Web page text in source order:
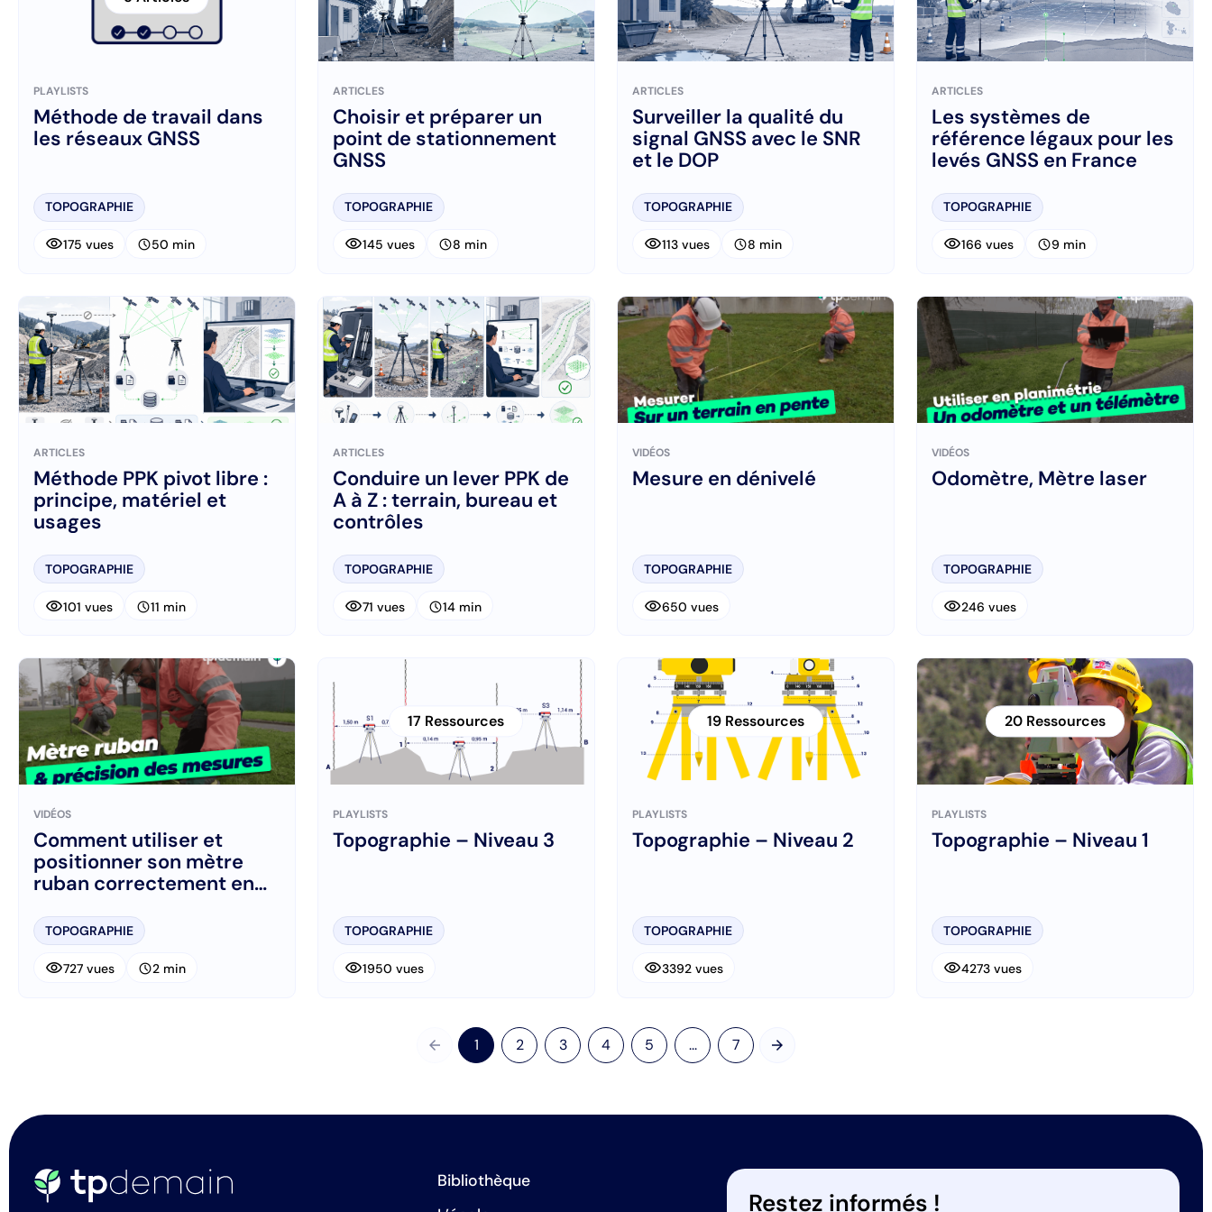
PLAYLISTS
Méthode de travail dans
les réseaux GNSS
TOPOGRAPHIE
visibility175 vues schedule50 min
ARTICLES
Choisir et préparer un
point de stationnement
GNSS
TOPOGRAPHIE
visibility145 vues schedule8 min
ARTICLES
Surveiller la qualité du
signal GNSS avec le SNR
et le DOP
TOPOGRAPHIE
visibility113 vues schedule8 min
ARTICLES
Les systèmes de
référence légaux pour les
levés GNSS en France
TOPOGRAPHIE
visibility166 vues schedule9 min
ARTICLES
Méthode PPK pivot libre :
principe, matériel et
usages
TOPOGRAPHIE
visibility101 vues schedule11 min
ARTICLES
Conduire un lever PPK de
A à Z : terrain, bureau et
contrôles
TOPOGRAPHIE
visibility71 vues schedule14 min
VIDÉOS
Mesure en dénivelé
TOPOGRAPHIE
visibility650 vues
VIDÉOS
Odomètre, Mètre laser
TOPOGRAPHIE
visibility246 vues
VIDÉOS
Comment utiliser et
positionner son mètre
ruban correctement en
TOPOGRAPHIE
visibility727 vues schedule2 min
17 Ressources
PLAYLISTS
Topographie – Niveau 3
TOPOGRAPHIE
visibility1950 vues
19 Ressources
PLAYLISTS
Topographie – Niveau 2
TOPOGRAPHIE
visibility3392 vues
20 Ressources
PLAYLISTS
Topographie – Niveau 1
TOPOGRAPHIE
visibility4273 vues
arrow_backPrécédent
1 2 3 4 5 ... 7 Suivant
arrow_forward
Bibliothèque
Restez informés !